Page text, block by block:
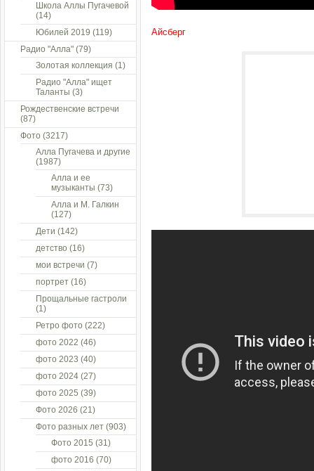
Айсберг
Школа Аллы Пугачевой
(14)
Юбилей 2019 (119)
Радио "Алла" (79)
Золотая коллекция (1)
Радио "Алла" ищет
Таланты (3)
Рождественские встречи
(87)
Фото (3217)
Алла Пугачева и другие
(1987)
Алла и ее
музыканты (73)
Алла и М. Галкин
(127)
Дети (142)
детство (16)
мои встречи (7)
портрет (16)
Прощальные гастроли
(1)
Ретро фото (222)
фото 2022 (46)
фото 2023 (40)
фото 2024 (27)
фото 2025 (39)
Фото 2026 (21)
Фото разных лет (903)
Фото 2015 (31)
фото 2016 (70)